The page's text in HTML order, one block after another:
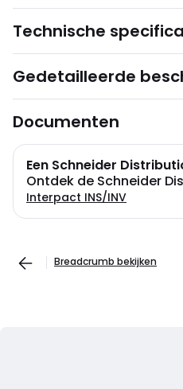
Technische
Gedetailleerde
Documenten
Een Schneider
Ontdek de Schneider
Interpact INS/INV
Breadcrumb bekijken